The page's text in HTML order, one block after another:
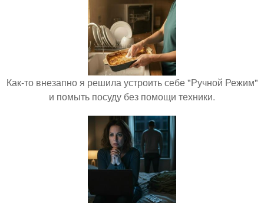
Как-то внезапно я решила устроить себе "Ручной Режим"
и помыть посуду без помощи техники.